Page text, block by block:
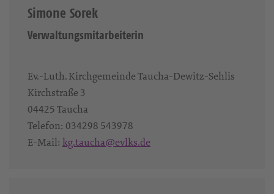
Simone Sorek
Verwaltungsmitarbeiterin
Ev.-Luth. Kirchgemeinde Taucha-Dewitz-Sehlis
Kirchstraße 3
04425Taucha
Telefon: 034298 543978‬
E-Mail: kg.taucha@evlks.de